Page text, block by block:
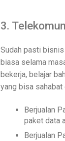
3.
Sudah pasti
biasa selama
bekerja, belajar
yang bisa sahabat
Berjualan
paket data
Berjualan